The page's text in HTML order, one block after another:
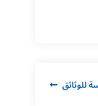
Post
للوثائق